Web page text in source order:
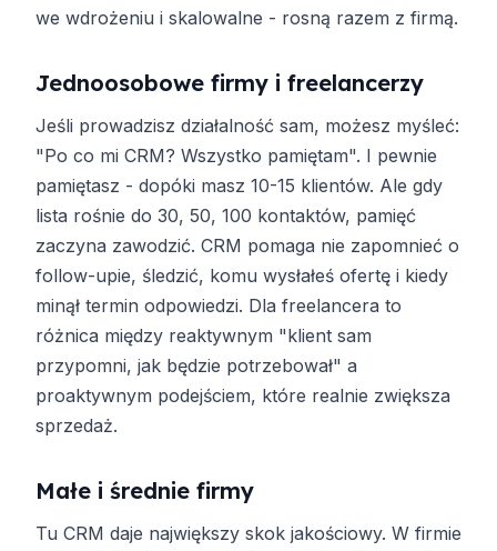
we wdrożeniu i skalowalne - rosną razem z firmą.
Jednoosobowe firmy i freelancerzy
Jeśli prowadzisz działalność sam, możesz myśleć:
"Po co mi CRM? Wszystko pamiętam". I pewnie
pamiętasz - dopóki masz 10-15 klientów. Ale gdy
lista rośnie do 30, 50, 100 kontaktów, pamięć
zaczyna zawodzić. CRM pomaga nie zapomnieć o
follow-upie, śledzić, komu wysłałeś ofertę i kiedy
minął termin odpowiedzi. Dla freelancera to
różnica między reaktywnym "klient sam
przypomni, jak będzie potrzebował" a
proaktywnym podejściem, które realnie zwiększa
sprzedaż.
Małe i średnie firmy
Tu CRM daje największy skok jakościowy. W firmie